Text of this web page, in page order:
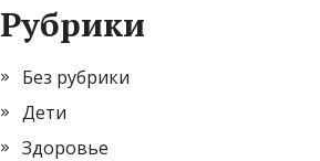
Рубрики
Без рубрики
Дети
Здоровье